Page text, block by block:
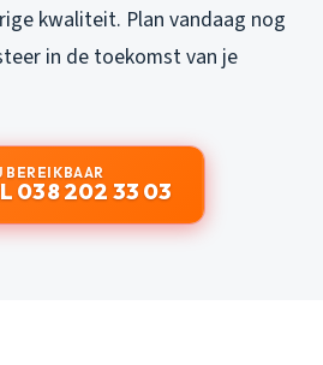
kwaliteit. Plan vandaag nog
in de toekomst van je
BEREIKBAAR
038 202 33 03